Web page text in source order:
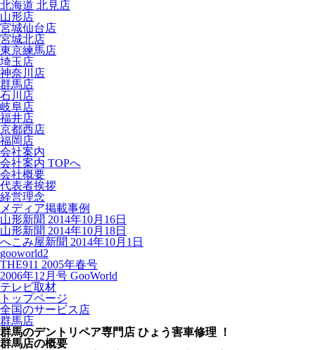
北海道 北見店
山形店
宮城仙台店
宮城北店
東京練馬店
埼玉店
神奈川店
群馬店
石川店
岐阜店
福井店
京都西店
福岡店
会社案内
会社案内 TOPへ
会社概要
代表者挨拶
経営理念
メディア掲載事例
山形新聞 2014年10月16日
山形新聞 2014年10月18日
へこみ屋新聞 2014年10月1日
gooworld2
THE911 2005年春号
2006年12月号 GooWorld
テレビ取材
トップページ
全国のサービス店
群馬店
群馬のデントリペア専門店 ひょう害車修理 ！
群馬店の概要